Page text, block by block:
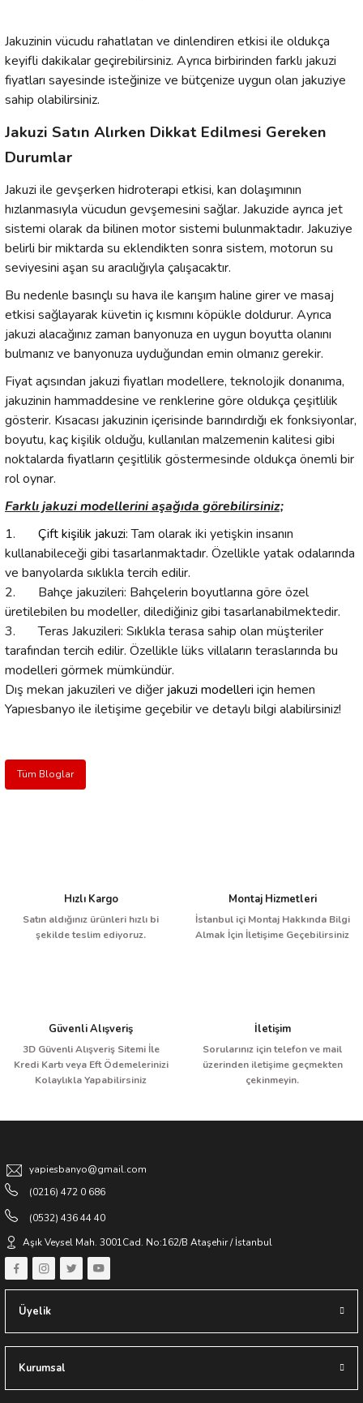
Jakuzinin vücudu rahatlatan ve dinlendiren etkisi ile oldukça
keyifli dakikalar geçirebilirsiniz. Ayrıca birbirinden farklı jakuzi
fiyatları sayesinde isteğinize ve bütçenize uygun olan jakuziye
sahip olabilirsiniz.
Jakuzi Satın Alırken Dikkat Edilmesi Gereken
Durumlar
Jakuzi ile gevşerken hidroterapi etkisi, kan dolaşımının
hızlanmasıyla vücudun gevşemesini sağlar. Jakuzide ayrıca jet
sistemi olarak da bilinen motor sistemi bulunmaktadır. Jakuziye
belirli bir miktarda su eklendikten sonra sistem, motorun su
seviyesini aşan su aracılığıyla çalışacaktır.
Bu nedenle basınçlı su hava ile karışım haline girer ve masaj
etkisi sağlayarak küvetin iç kısmını köpükle doldurur. Ayrıca
jakuzi alacağınız zaman banyonuza en uygun boyutta olanını
bulmanız ve banyonuza uyduğundan emin olmanız gerekir.
Fiyat açısından jakuzi fiyatları modellere, teknolojik donanıma,
jakuzinin hammaddesine ve renklerine göre oldukça çeşitlilik
gösterir. Kısacası jakuzinin içerisinde barındırdığı ek fonksiyonlar,
boyutu, kaç kişilik olduğu, kullanılan malzemenin kalitesi gibi
noktalarda fiyatların çeşitlilik göstermesinde oldukça önemli bir
rol oynar.
Farklı jakuzi modellerini aşağıda görebilirsiniz;
1.
Çift kişilik jakuzi: Tam olarak iki yetişkin insanın
kullanabileceği gibi tasarlanmaktadır. Özellikle yatak odalarında
ve banyolarda sıklıkla tercih edilir.
2.
Bahçe jakuzileri: Bahçelerin boyutlarına göre özel
üretilebilen bu modeller, dilediğiniz gibi tasarlanabilmektedir.
3.
Teras Jakuzileri: Sıklıkla terasa sahip olan müşteriler
tarafından tercih edilir. Özellikle lüks villaların teraslarında bu
modelleri görmek mümkündür.
Dış mekan jakuzileri ve diğer jakuzi modelleri için hemen
Yapıesbanyo ile iletişime geçebilir ve detaylı bilgi alabilirsiniz!
Tüm Bloglar
Hızlı Kargo
Satın aldığınız ürünleri hızlı bi
şekilde teslim ediyoruz.
Montaj Hizmetleri
İstanbul içi Montaj Hakkında Bilgi
Almak İçin İletişime Geçebilirsiniz
Güvenli Alışveriş
3D Güvenli Alışveriş Sitemi İle
Kredi Kartı veya Eft Ödemelerinizi
Kolaylıkla Yapabilirsiniz
İletişim
Sorularınız için telefon ve mail
üzerinden iletişime geçmekten
çekinmeyin.
yapiesbanyo@gmail.com
(0216) 472 0 686
(0532) 436 44 40
Aşık Veysel Mah. 3001Cad. No:162/B Ataşehir / İstanbul
Üyelik
Kurumsal